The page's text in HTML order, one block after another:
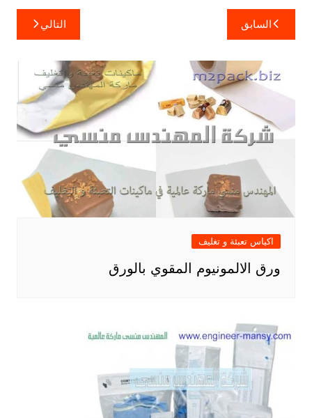
تصفّح
المقالات
السابق التالي
اكياس تعبئة و تغليف
ورق الالمونيوم المقوي بالورق